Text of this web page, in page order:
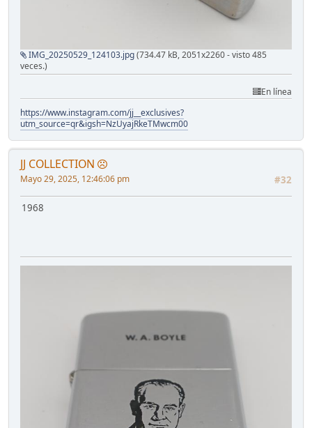
IMG_20250529_124103.jpg(734.47 kB, 2051x2260 - visto 485
veces.)
En línea
https://www.instagram.com/jj__exclusives?
utm_source=qr&igsh=NzUyajRkeTMwcm00
JJ COLLECTION
#32
Mayo 29, 2025, 12:46:06 pm
1968